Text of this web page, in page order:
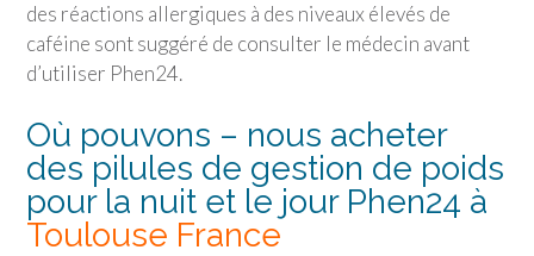
des réactions allergiques à des niveaux élevés de
caféine sont suggéré de consulter le médecin avant
d’utiliser Phen24.
Où pouvons – nous acheter
des pilules de gestion de poids
pour la nuit et le jour Phen24 à
Toulouse France